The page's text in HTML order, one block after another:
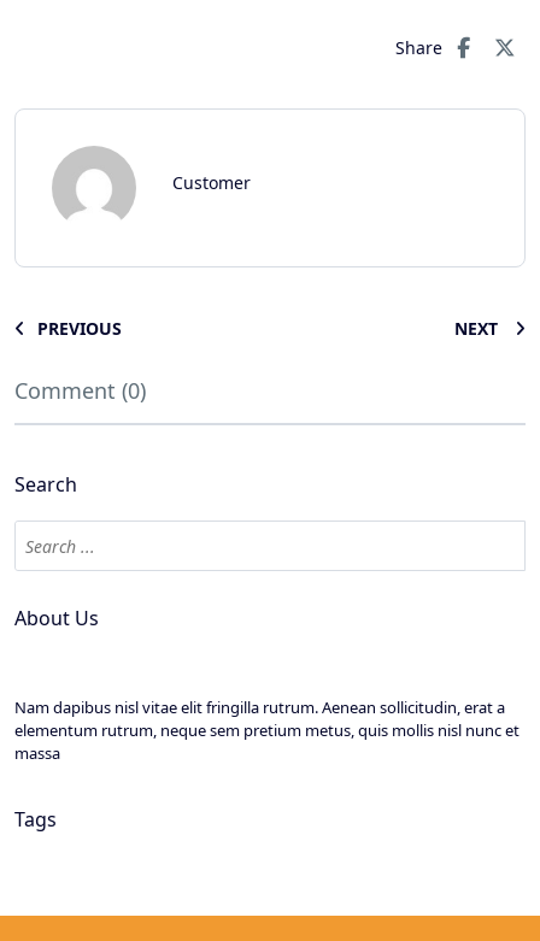
Share
Customer
PREVIOUS NEXT
Comment (0)
Search
About Us
Nam dapibus nisl vitae elit fringilla rutrum. Aenean sollicitudin, erat a
elementum rutrum, neque sem pretium metus, quis mollis nisl nunc et
massa
Tags